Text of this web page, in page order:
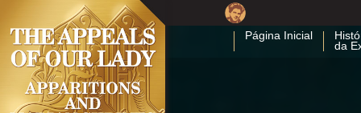
Página Inicial
da